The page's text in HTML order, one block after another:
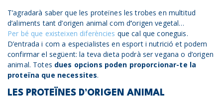
T’agradarà saber que les proteïnes les trobes en multitud
d’aliments tant d’origen animal com d’origen vegetal…
Per bé que existeixen diferències que cal que coneguis.
D’entrada i com a especialistes en esport i nutrició et podem
confirmar el següent: la teva dieta podrà ser vegana o d’origen
animal. Totes dues opcions poden proporcionar-te la
proteïna que necessites.
LES PROTEÏNES D’ORIGEN ANIMAL